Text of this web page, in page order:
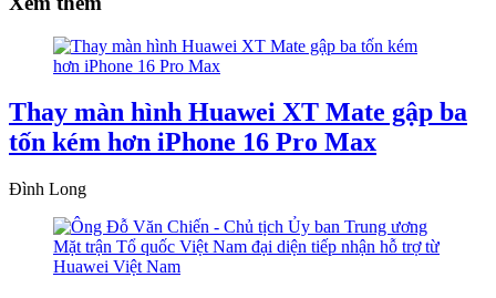
Thay màn hình Huawei XT Mate gập ba
tốn kém hơn iPhone 16 Pro Max
Đình Long